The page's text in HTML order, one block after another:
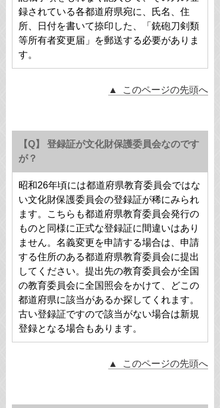
録されている各都道府県宛に、氏名、住
所、日付を書いて捺印した、「銃砲刀剣類
等所有者変更届」を郵送する必要がありま
す。
▲ このページの先頭へ
【Q】 登録証が文化財保護委員会なのです
が？
昭和26年頃には都道府県教育委員会ではな
い文化財保護委員会の登録証が稀にみられ
ます。こちらも都道府県教育委員会発行の
ものと同様に正式な登録証に間違いはあり
ません。名義変更を申請する場合は、申請
する住所のある都道府県教育委員会に提出
してください。提出先の教育委員会が全国
の教育委員会に全国照会をかけて、どこの
都道府県に該当があるか探してくれます。
古い登録証ですので該当がない場合は新規
登録となる場合もあります。
▲ このページの先頭へ